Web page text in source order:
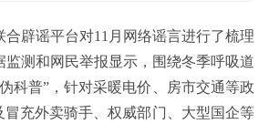
合辟谣平台对11月网络谣言进行了梳理
监测和网民举报显示，围绕冬季呼吸道
科普”，针对采暖电价、房市交通等政
冒充外卖骑手、权威部门、大型国企等